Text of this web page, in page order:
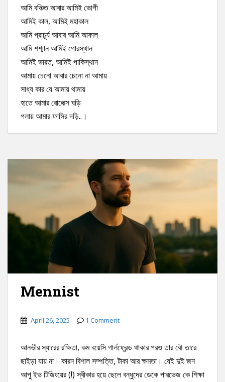
আমি বঞ্চিত আবার আমিই ভোগী
আমিই কাল, আমিই মহাকাল
আমি প্রাচূর্য আবার আমি আকাল
আমি শশ্মান আমিই গোরস্থান
আমিই ভারত, আমিই পাকিস্থান
আমায় চেনো আবার চেনো না আমায়
সাধ্য কার যে আমায় থামায়
হাতে আমার রোলেক্স ঘড়ি
গলায় আমার ফাসির দড়ি..।
Mennist
April 26, 2025 1 Comment
আনভীর স্যারের রক্ষিতা, কম বয়েসি গার্লফ্রেন্ড থাকার পরও তার বৌ তারে
ছাইড়া যায় না। কারন বিশাল সম্পত্তি, টাকা আর ক্ষমতা। যেই দুই জন
আপু ইভ টিজিংয়ের (!) স্বীকার হয়ে ছেলে বন্ধুদের ডেকে পারভেজ কে শিক্ষা